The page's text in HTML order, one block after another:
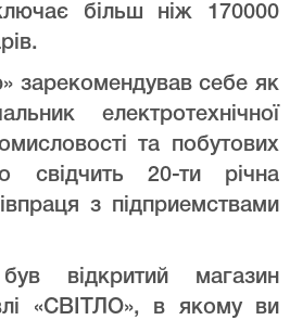
більш ніж 170000
зарекомендував себе як
електротехнічної
та побутових
20-ти річна
з підприемствами
відкритий магазин
«СВІТЛО», в якому ви